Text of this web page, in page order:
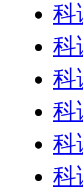
科
科
科
科
科
科